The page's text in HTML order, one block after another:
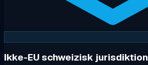
Ikke-EU schweizisk jurisdiktion